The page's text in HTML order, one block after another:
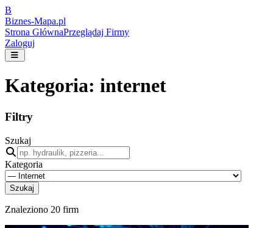
B
Biznes-Mapa.pl
Strona GłównaPrzeglądaj Firmy
Zaloguj
Kategoria: internet
Filtry
Szukaj
Kategoria
Szukaj
Znaleziono 20 firm